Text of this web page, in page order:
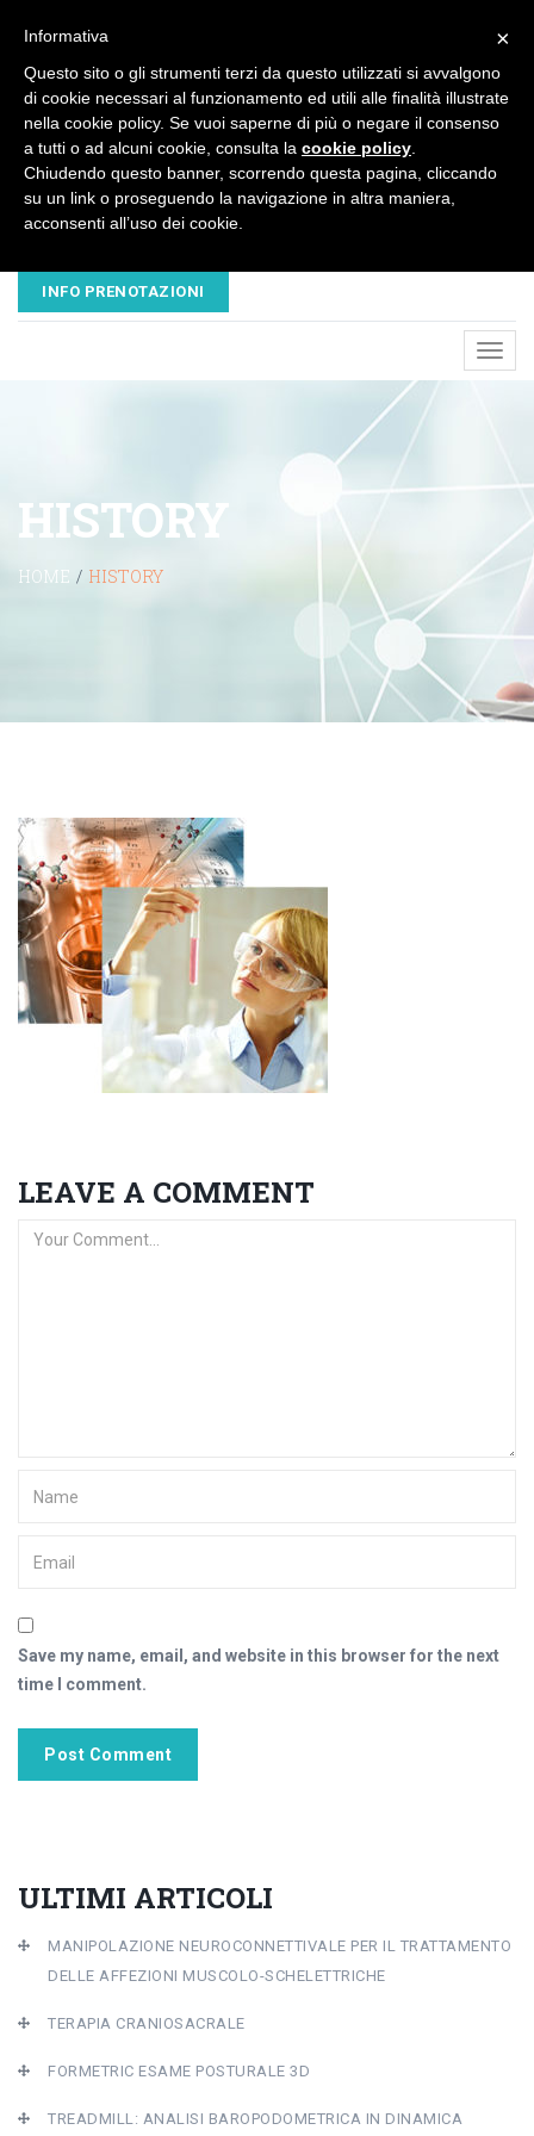
EMAIL
INFO PRENOTAZIONI
HISTORY
HOME / HISTORY
LEAVE A COMMENT
Save my name, email, and website in this browser for the next
time I comment.
ULTIMI ARTICOLI
MANIPOLAZIONE NEUROCONNETTIVALE PER IL TRATTAMENTO
DELLE AFFEZIONI MUSCOLO-SCHELETTRICHE
TERAPIA CRANIOSACRALE
FORMETRIC ESAME POSTURALE 3D
TREADMILL: ANALISI BAROPODOMETRICA IN DINAMICA
×
Informativa
Questo sito o gli strumenti terzi da questo utilizzati si avvalgono
di cookie necessari al funzionamento ed utili alle finalità illustrate
nella cookie policy. Se vuoi saperne di più o negare il consenso
a tutti o ad alcuni cookie, consulta la cookie policy
Chiudendo questo banner, scorrendo questa pagina, cliccando
su un link o proseguendo la navigazione in altra maniera,
acconsenti all’uso dei cookie.